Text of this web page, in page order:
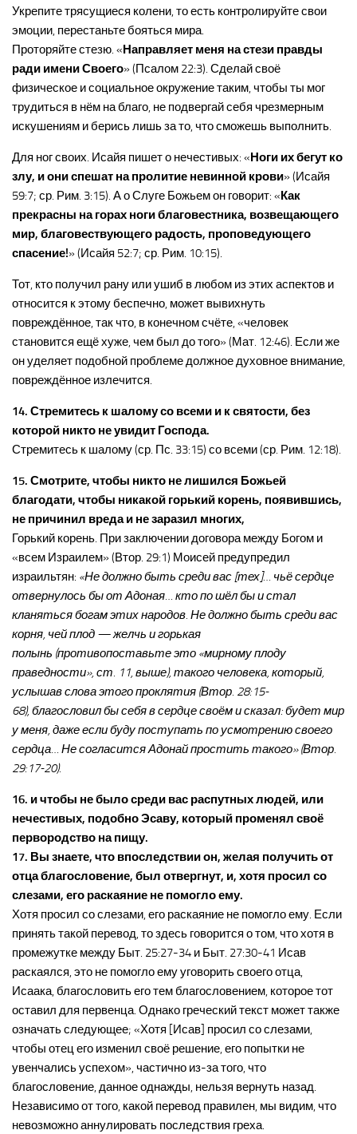
Укрепите трясущиеся колени, то есть контролируйте свои
эмоции, перестаньте бояться мира.
Проторяйте стезю. « Направляет меня на стези правды
ради имени Своего» (Псалом 22:3). Сделай своё
физическое и социальное окружение таким, чтобы ты мог
трудиться в нём на благо, не подвергай себя чрезмерным
искушениям и берись лишь за то, что сможешь выполнить.
Для ног своих. Исайя пишет о нечестивых: « Ноги их бегут ко
злу, и они спешат на пролитие невинной крови» (Исайя
59:7; ср. Рим. 3:15). А о Слуге Божьем он говорит: « Как
прекрасны на горах ноги благовестника, возвещающего
мир, благовествующего радость, проповедующего
спасение!» (Исайя 52:7; ср. Рим. 10:15).
Тот, кто получил рану или ушиб в любом из этих аспектов и
относится к этому беспечно, может вывихнуть
повреждённое, так что, в конечном счёте, «человек
становится ещё хуже, чем был до того» (Мат. 12:46). Если же
он уделяет подобной проблеме должное духовное внимание,
повреждённое излечится.
14. Стремитесь к шалому со всеми и к святости, без
которой никто не увидит Господа.
Стремитесь к шалому (ср. Пс. 33:15) со всеми (ср. Рим. 12:18).
15. Смотрите, чтобы никто не лишился Божьей
благодати, чтобы никакой горький корень, появившись,
не причинил вреда и не заразил многих,
Горький корень. При заключении договора между Богом и
«всем Израилем» (Втор. 29:1) Моисей предупредил
израильтян: «Не должно быть среди вас [тех]… чьё сердце
отвернулось бы от Адоная… кто по шёл бы и стал
кланяться богам этих народов. Не должно быть среди вас
корня, чей плод — желчь и горькая
полынь (противопоставьте это «мирному плоду
праведности», ст. 11, выше), такого человека, который,
услышав слова этого проклятия (Втор. 28:15-
68), благословил бы себя в сердце своём и сказал: будет мир
у меня, даже если буду поступать по усмотрению своего
сердца… Не согласится Адонай простить такого» (Втор.
29:17-20).
16. и чтобы не было среди вас распутных людей, или
нечестивых, подобно Эсаву, который променял своё
первородство на пищу.
17. Вы знаете, что впоследствии он, желая получить от
отца благословение, был отвергнут, и, хотя просил со
слезами, его раскаяние не помогло ему.
Хотя просил со слезами, его раскаяние не помогло ему. Если
принять такой перевод, то здесь говорится о том, что хотя в
промежутке между Быт. 25:27-34 и Быт. 27:30-41 Исав
раскаялся, это не помогло ему уговорить своего отца,
Исаака, благословить его тем благословением, которое тот
оставил для первенца. Однако греческий текст может также
означать следующее; «Хотя [Исав] просил со слезами,
чтобы отец его изменил своё решение, его попытки не
увенчались успехом», частично из-за того, что
благословение, данное однажды, нельзя вернуть назад.
Независимо от того, какой перевод правилен, мы видим, что
невозможно аннулировать последствия греха.